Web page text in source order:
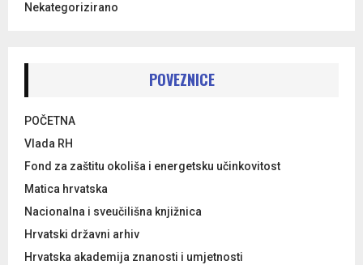
Nekategorizirano
POVEZNICE
POČETNA
Vlada RH
Fond za zaštitu okoliša i energetsku učinkovitost
Matica hrvatska
Nacionalna i sveučilišna knjižnica
Hrvatski državni arhiv
Hrvatska akademija znanosti i umjetnosti